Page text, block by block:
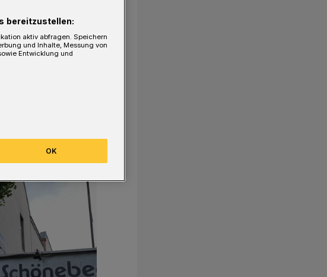
bereitzustellen:
aktiv abfragen. Speichern
und Inhalte, Messung von
Entwicklung und
OK